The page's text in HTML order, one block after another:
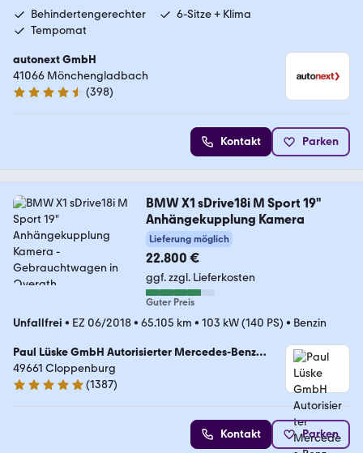
Behindertengerechter
6-Sitze + Klima
Tempomat
autonext GmbH
41066 Mönchengladbach
4.7 Sterne
(398)
Kontakt Parken
BMW X1 sDrive18i M Sport 19"
Anhängekupplung Kamera
Lieferung möglich
22.800 €
ggf. zzgl. Lieferkosten
Guter Preis
Unfallfrei • EZ 06/2018• 65.105 km • 103 kW (140 PS) • Benzin
Paul Lüske GmbH Autorisierter Mercedes-Benz
Service & Junge Sterne Verkauf
49661 Cloppenburg
4.9 Sterne
(1387)
Kontakt Parken